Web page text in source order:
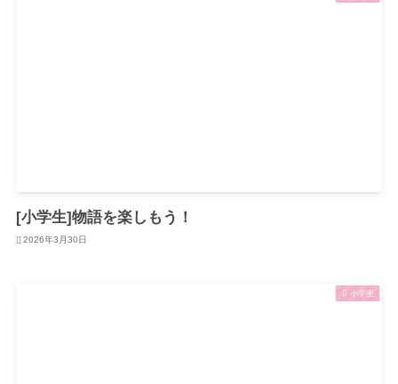
[小学生]物語を楽しもう！
2026年3月30日
小学生